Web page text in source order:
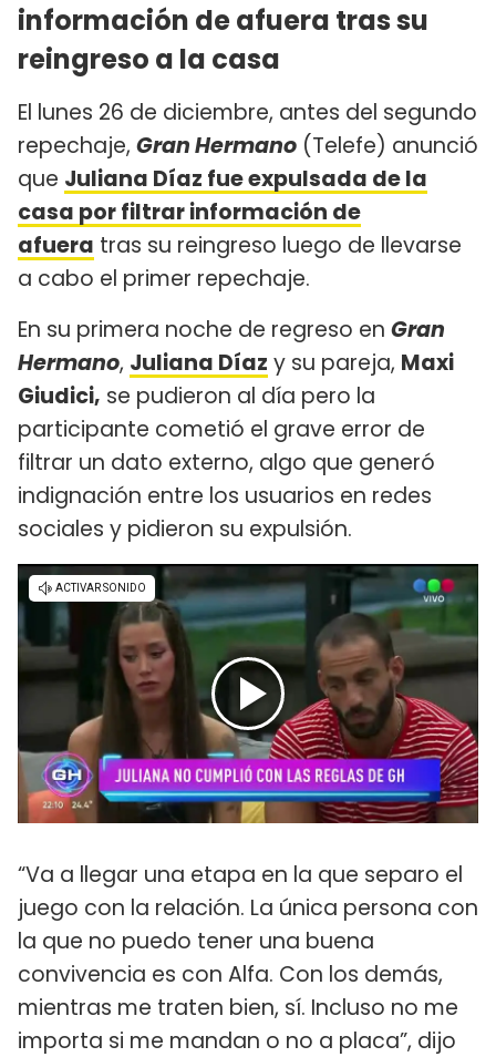
información de afuera tras su
reingreso a la casa
El lunes 26 de diciembre, antes del segundo
repechaje, Gran Hermano (Telefe) anunció
que Juliana Díaz fue expulsada de la
casa por filtrar información de
afuera tras su reingreso luego de llevarse
a cabo el primer repechaje.
En su primera noche de regreso en Gran
Hermano, Juliana Díaz y su pareja, Maxi
Giudici, se pudieron al día pero la
participante cometió el grave error de
filtrar un dato externo, algo que generó
indignación entre los usuarios en redes
sociales y pidieron su expulsión.
“Va a llegar una etapa en la que separo el
juego con la relación. La única persona con
la que no puedo tener una buena
convivencia es con Alfa. Con los demás,
mientras me traten bien, sí. Incluso no me
importa si me mandan o no a placa”, dijo